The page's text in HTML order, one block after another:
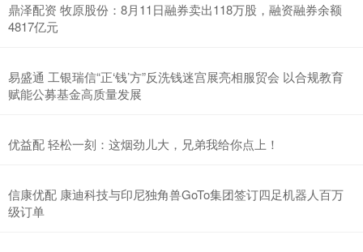
鼎泽配资 牧原股份：8月11日融券卖出118万股，融资融券余额
4817亿元
易盛通 工银瑞信“正‘钱’方”反洗钱迷宫展亮相服贸会 以合规教育
赋能公募基金高质量发展
优益配 轻松一刻：这烟劲儿大，兄弟我给你点上！
信康优配 康迪科技与印尼独角兽GoTo集团签订四足机器人百万
级订单